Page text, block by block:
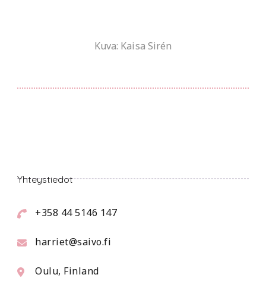
Kuva: Kaisa Sirén
Yhteystiedot
+358 44 5146 147
harriet@saivo.fi
Oulu, Finland